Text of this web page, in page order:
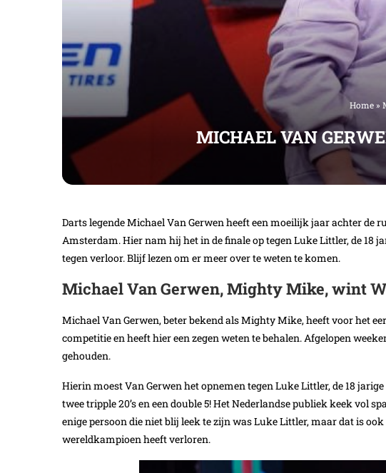
Home »
MICHAEL VAN
Darts legende Michael Van Gerwen heeft een moeilijk jaar achter de
Amsterdam. Hier nam hij het in de finale op tegen Luke Littler, de
tegen verloor. Blijf lezen om er meer over te weten te komen.
Michael Van Gerwen, Mighty Mike, wint
Michael Van Gerwen, beter bekend als Mighty Mike, heeft voor het
competitie en heeft hier een zegen weten te behalen. Afgelopen
gehouden.
Hierin moest Van Gerwen het opnemen tegen Luke Littler, de 18
twee tripple 20’s en een double 5! Het Nederlandse publiek keek vol
enige persoon die niet blij leek te zijn was Luke Littler, maar dat is
wereldkampioen heeft verloren.